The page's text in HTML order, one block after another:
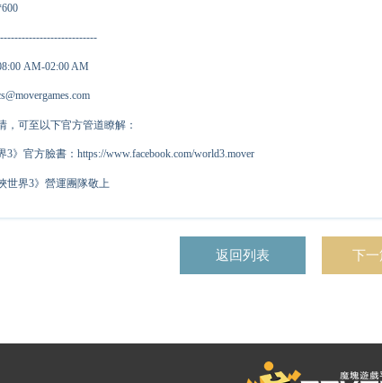
600
AM-02:00 AM
，可至以下官方管道瞭解：
3》官方臉書：https://www.facebook.com/world3.mover
界3》營運團隊敬上
返回列表 下一